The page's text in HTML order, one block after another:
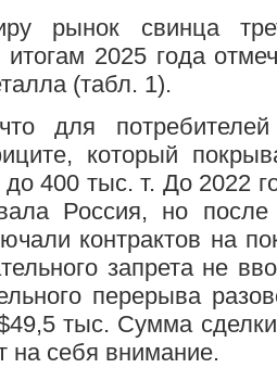
рынок свинца
2025 года
(табл. 1).
что для
который
400 тыс. т. До 2022
Россия, но
контрактов на
запрета не
перерыва
тыс. Сумма
на себя внимание.